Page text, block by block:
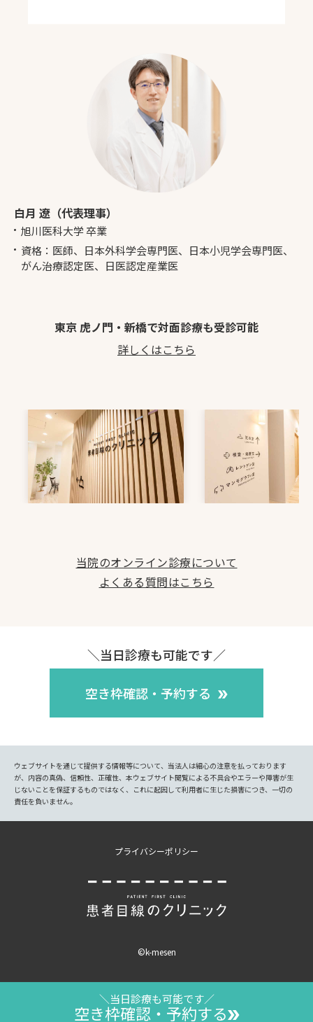
白月 遼（代表理事）
旭川医科大学 卒業
資格：医師、日本外科学会専門医、日本小児学会専門医、
がん治療認定医、日医認定産業医
東京 虎ノ門・新橋で対面診療も受診可能
詳しくはこちら
当院のオンライン診療について
よくある質問はこちら
＼当日診療も可能です／
空き枠確認・予約する
ウェブサイトを通じて提供する情報等について、当法人は細心の注意を払っております
が、内容の真偽、信頼性、正確性、本ウェブサイト閲覧による不具合やエラーや障害が生
じないことを保証するものではなく、これに起因して利用者に生じた損害につき、一切の
責任を負いません。
プライバシーポリシー
©k-mesen
＼当日診療も可能です／
空き枠確認・予約する